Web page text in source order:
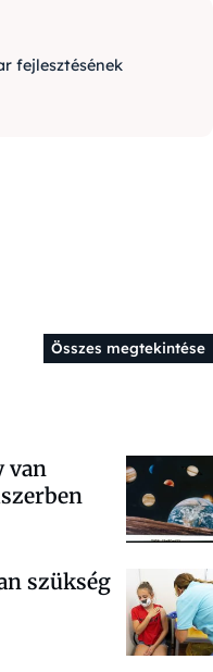
fejlesztésének
Összes megtekintése
van
szükség